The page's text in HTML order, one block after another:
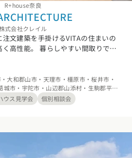
R+house奈良
式会社クレイル
文建築を手掛けるVITAの住まいの
高性能。 暮らしやすい間取りで快
継いでいける耐久性。 生涯コスト
い家を建てることや最長で60年続
くりです。土地や住まい探しの不
ション、相続に至るまで「住ま
各専門スタッフが対応させていた
大和郡山市・天理市・橿原市・桜井市・
城市・宇陀市・山辺郡山添村・生駒郡平群
町・生駒郡安堵町・磯城郡川西町・磯城
葛城郡上牧町・北葛城郡王寺町・北葛城
ウス見学会 個別相談会